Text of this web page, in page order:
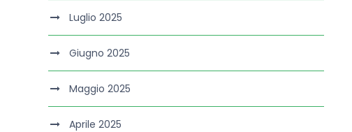
Luglio 2025
Giugno 2025
Maggio 2025
Aprile 2025